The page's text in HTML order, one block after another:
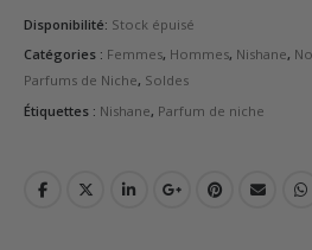
Disponibilité: Stock épuisé
Catégories : Femmes, Hommes, Nishane,
Parfums de Niche, Soldes
Étiquettes : Nishane, Parfum de niche